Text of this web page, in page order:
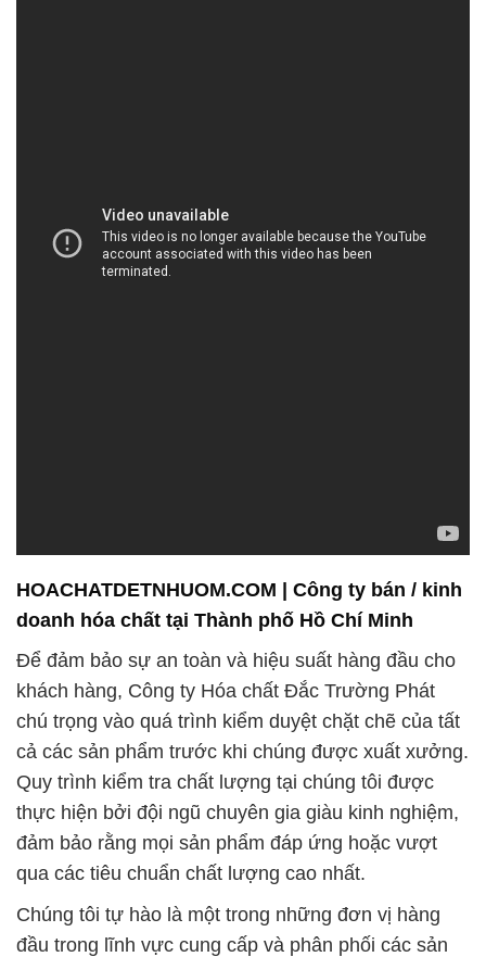
HOACHATDETNHUOM.COM | Công ty bán / kinh
doanh hóa chất tại Thành phố Hồ Chí Minh
Để đảm bảo sự an toàn và hiệu suất hàng đầu cho
khách hàng, Công ty Hóa chất Đắc Trường Phát
chú trọng vào quá trình kiểm duyệt chặt chẽ của tất
cả các sản phẩm trước khi chúng được xuất xưởng.
Quy trình kiểm tra chất lượng tại chúng tôi được
thực hiện bởi đội ngũ chuyên gia giàu kinh nghiệm,
đảm bảo rằng mọi sản phẩm đáp ứng hoặc vượt
qua các tiêu chuẩn chất lượng cao nhất.
Chúng tôi tự hào là một trong những đơn vị hàng
đầu trong lĩnh vực cung cấp và phân phối các sản